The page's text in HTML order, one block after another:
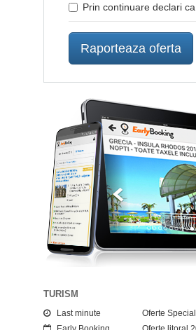
Prin continuare declari
TURISM
Last minute
Oferte